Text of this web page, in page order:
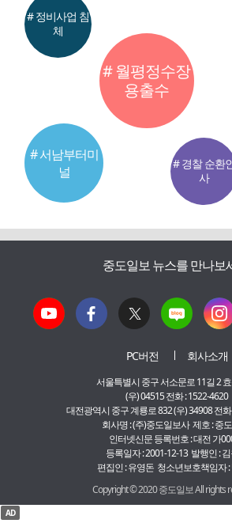
# 월평정수장
용출수
# 서남부터미
널
# 정비사업 침
체
# 경찰 순환
사
중도일보 뉴스를 만나보
PC버전 회사소개
서울특별시 중구 서소문로 11길 2
(우) 04515 전화 : 1522-4620
대전광역시 중구 계룡로 832 (우) 34908 전
회사명 : (주)중도일보사 제호 : 중
인터넷신문 등록번호 : 대전 가
등록일자 : 2001-12-13 발행인 :
편집인 : 유영돈 청소년보호책임자 :
Copyright © 2020 중도일보 All rights
AD